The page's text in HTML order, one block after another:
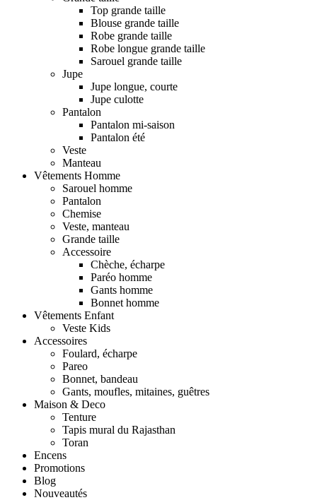
Top grande taille
Blouse grande taille
Robe grande taille
Robe longue grande taille
Sarouel grande taille
Jupe
Jupe longue, courte
Jupe culotte
Pantalon
Pantalon mi-saison
Pantalon été
Veste
Manteau
Vêtements Homme
Sarouel homme
Pantalon
Chemise
Veste, manteau
Grande taille
Accessoire
Chèche, écharpe
Paréo homme
Gants homme
Bonnet homme
Vêtements Enfant
Veste Kids
Accessoires
Foulard, écharpe
Pareo
Bonnet, bandeau
Gants, moufles, mitaines, guêtres
Maison & Deco
Tenture
Tapis mural du Rajasthan
Toran
Encens
Promotions
Blog
Nouveautés